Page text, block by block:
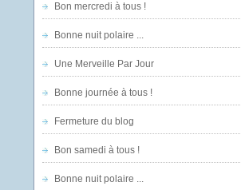
Bon mercredi à tous !
Bonne nuit polaire ...
Une Merveille Par Jour
Bonne journée à tous !
Fermeture du blog
Bon samedi à tous !
Bonne nuit polaire ...